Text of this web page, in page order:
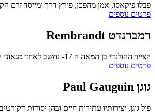
פבלו פיקאסו, אמן מהפכן, פורץ דרך ומייסד זרם
פרטים נוספים
רמברנדט Rembrandt
הצייר ההולנדי בן המאה ה 17- נחשב לאחד מגאוני הציור במערב. נחשב לאמן האור וידע לעבוד עם אור וצל בצורה מופלאה וגאונית.
פרטים נוספים
גוגן Paul Gauguin
פול גוגן, יצירותיו עתירות חיים ובהן יסודות